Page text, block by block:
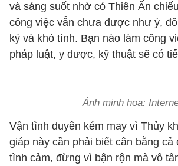
và sáng suốt nhờ có Thiên Ấn
công việc vẫn chưa được như ý,
kỷ và khó tính. Bạn nào làm công
pháp luật, y dược, kỹ thuật sẽ có
Ảnh minh họa:
Vận tình duyên kém may vì Thủy
giáp này cần phải biết cân bằng cả
tình cảm, đừng vì bận rộn mà vô